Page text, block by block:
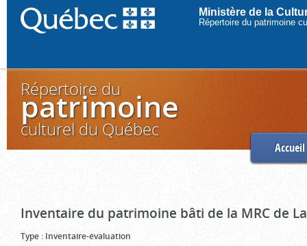
Ministère de la
Répertoire du patrimoine
Répertoire du
patrimoine
culturel du Québec
Accueil
Inventaire du patrimoine bâti de la MRC de
Type : Inventaire-évaluation